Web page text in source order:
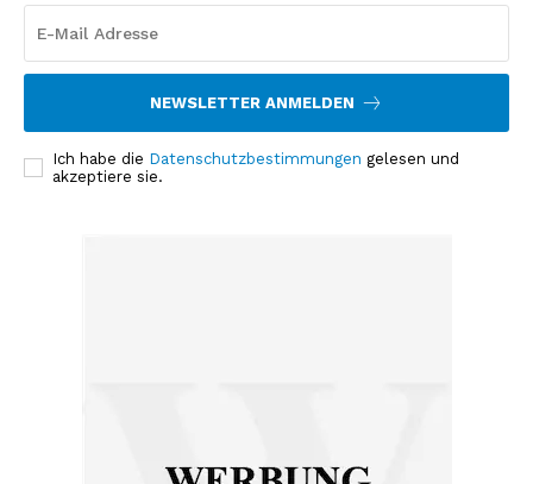
NEWSLETTER ANMELDEN
Ich habe die Datenschutzbestimmungen gelesen und
akzeptiere sie.